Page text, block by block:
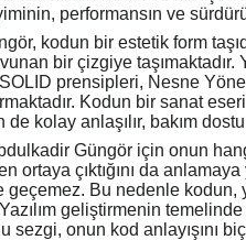
performansın ve
kodun bir estetik form
bir çizgiye taşımaktadır.
SOLID prensipleri, Nesne
Kodun bir sanat
de kolay anlaşılır, bakım
Güngör için onun
ortaya çıktığını da
geçemez. Bu nedenle kodun,
geliştirmenin
sezgi, onun kod anlayışını